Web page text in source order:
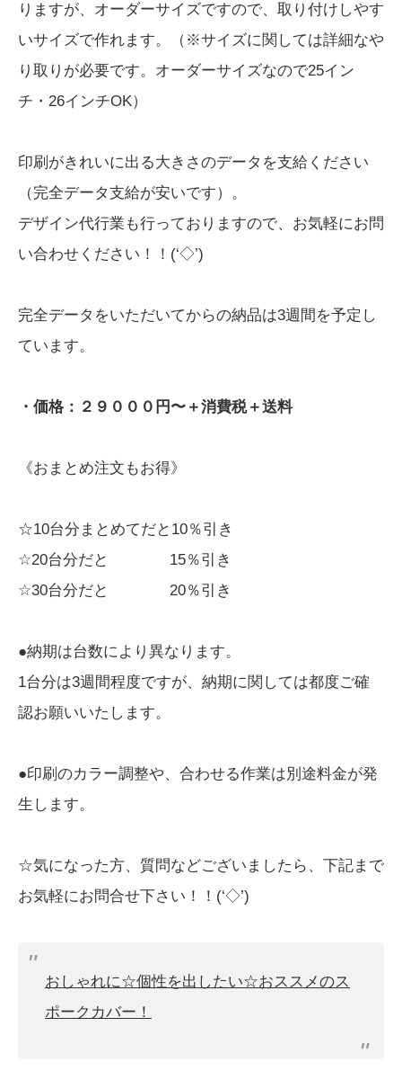
りますが、オーダーサイズですので、取り付けしやす
いサイズで作れます。（※サイズに関しては詳細なや
り取りが必要です。オーダーサイズなので25イン
チ・26インチOK）
印刷がきれいに出る大きさのデータを支給ください
（完全データ支給が安いです）。
デザイン代行業も行っておりますので、お気軽にお問
い合わせください！！(‘◇’)ゞ
完全データをいただいてからの納品は3週間を予定し
ています。
・価格：２９０００円〜＋消費税＋送料
《おまとめ注文もお得》
☆10台分まとめてだと10％引き
☆20台分だと 15％引き
☆30台分だと 20％引き
●納期は台数により異なります。
1台分は3週間程度ですが、納期に関しては都度ご確
認お願いいたします。
●印刷のカラー調整や、合わせる作業は別途料金が発
生します。
☆気になった方、質問などございましたら、下記まで
お気軽にお問合せ下さい！！(‘◇’)ゞ
おしゃれに☆個性を出したい☆おススメのス
ポークカバー！